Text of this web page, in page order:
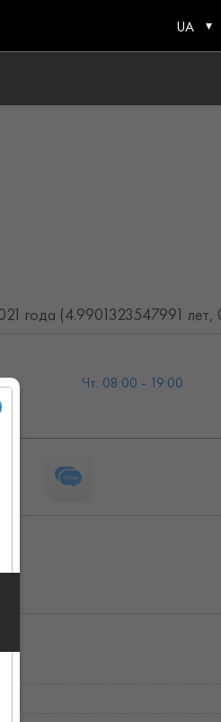
UA
года (4.9901323547991
Чт: 08:00 - 19:00